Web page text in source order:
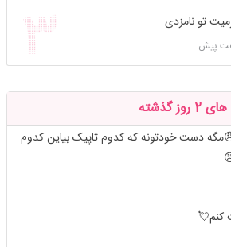
تو نامزدی
گذشته
دست خودتونه که کدوم تاپیک بیاین کدوم
کنم💘